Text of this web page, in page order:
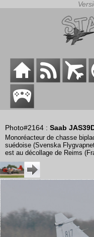
Photo#2164 : Saab
Monoréacteur de chasse
suédoise (Svenska
est au décollage de Reims